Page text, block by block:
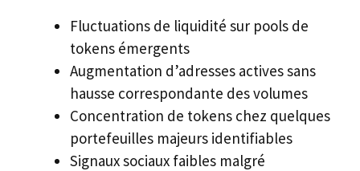
Fluctuations de liquidité sur pools de
tokens émergents
Augmentation d’adresses actives sans
hausse correspondante des volumes
Concentration de tokens chez quelques
portefeuilles majeurs identifiables
Signaux sociaux faibles malgré